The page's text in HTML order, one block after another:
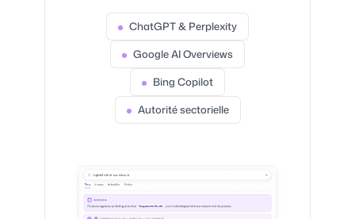
ChatGPT & Perplexity
Google AI Overviews
Bing Copilot
Autorité sectorielle